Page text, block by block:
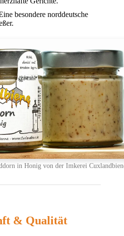
besondere norddeutsche
in Honig von der Imkerei
& Qualität